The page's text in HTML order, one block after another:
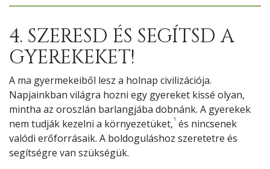
4. SZERESD ÉS SEGÍTSD A
GYEREKEKET!
A ma gyermekeiből lesz a holnap civilizációja.
Napjainkban világra hozni egy gyereket kissé olyan,
mintha az oroszlán barlangjába dobnánk. A gyerekek
nem tudják kezelni a környezetüket,1 és nincsenek
valódi erőforrásaik. A boldoguláshoz szeretetre és
segítségre van szükségük.